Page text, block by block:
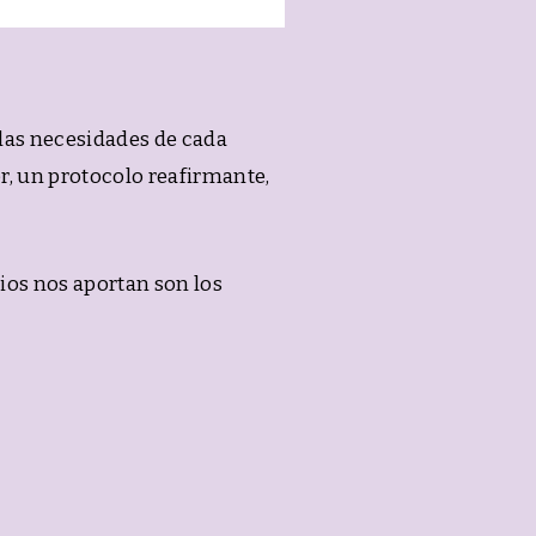
necesidades de cada
un protocolo reafirmante,
nos aportan son los